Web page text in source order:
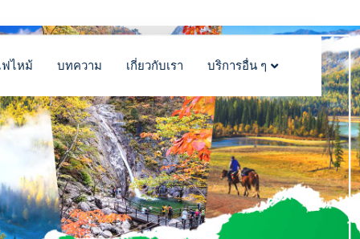
ฟไหม้ บทความ เกี่ยวกับเรา บริการอื่น ๆ